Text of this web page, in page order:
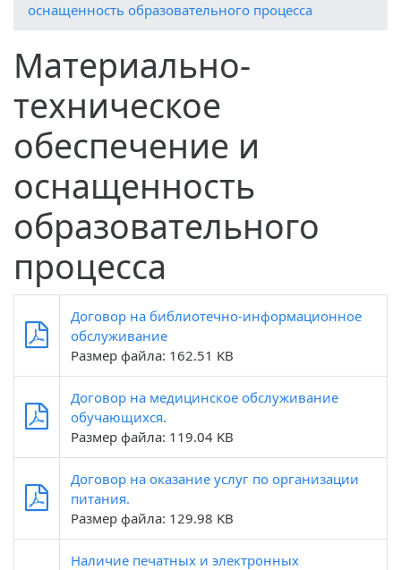
оснащенность образовательного процесса
Материально-
техническое
обеспечение и
оснащенность
образовательного
процесса
Договор на библиотечно-информационное
обслуживание
Размер файла: 162.51 KB
Договор на медицинское обслуживание
обучающихся.
Размер файла: 119.04 KB
Договор на оказание услуг по организации
питания.
Размер файла: 129.98 KB
Наличие печатных и электронных